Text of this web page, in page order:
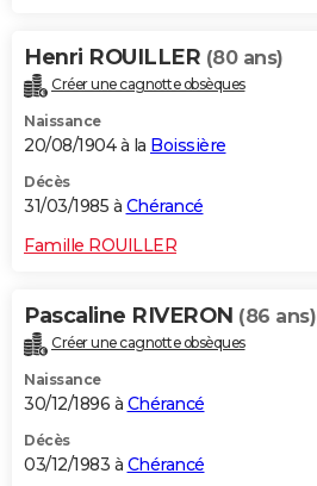
Henri ROUILLER (80 ans)
Créer une cagnotte obsèques
Naissance
20/08/1904 à la Boissière
Décès
31/03/1985 à Chérancé
Famille ROUILLER
Pascaline RIVERON (86 ans)
Créer une cagnotte obsèques
Naissance
30/12/1896 à Chérancé
Décès
03/12/1983 à Chérancé